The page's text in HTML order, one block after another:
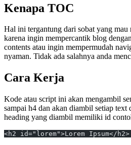
Kenapa TOC
Hal ini tergantung dari sobat yang mau
karena ingin mempercantik blog
contents atau ingin mempermudah
nyaman. Tidak ada salahnya anda
Cara Kerja
Kode atau script ini akan mengambil
sampai h4 dan akan diambil setiap text
heading yang diambil memiliki id
<h2 id="lorem">Lorem Ipsum</h2>